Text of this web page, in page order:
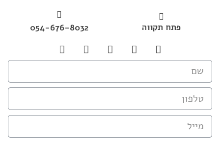
פתח תקווה 054-676-8032